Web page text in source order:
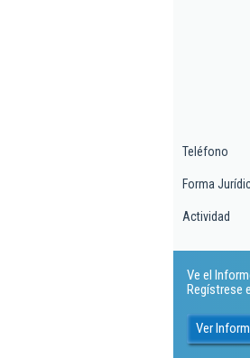
Teléfono
Forma
Actividad
Ve el
Regístrese
Ver